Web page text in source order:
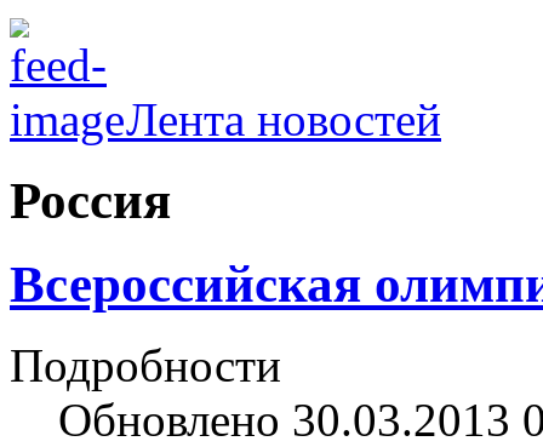
Лента новостей
Россия
Всероссийская
Подробности
Обновлено 30.03.2013